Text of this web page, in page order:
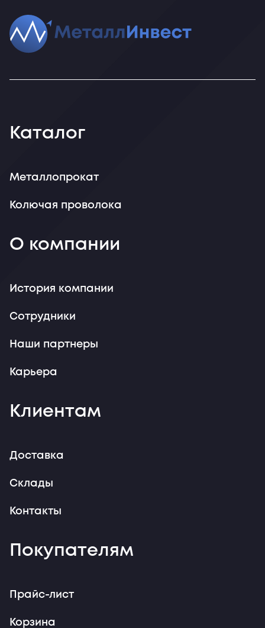
Каталог
Металлопрокат
Колючая проволока
О компании
История компании
Сотрудники
Наши партнеры
Карьера
Клиентам
Доставка
Склады
Контакты
Покупателям
Прайс-лист
Корзина